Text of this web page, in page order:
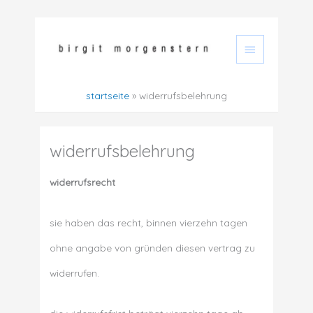
inhalt hauptmenü
startseite widerrufsbelehrung
widerrufsbelehrung
widerrufsrecht
sie haben das recht, binnen vierzehn tagen
ohne angabe von gründen diesen vertrag zu
widerrufen.